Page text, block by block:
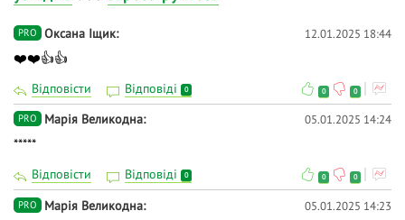
PRO Оксана Іщик 12.01.2025 18:44
❤️❤️👍👍
Відповісти Відповіді 0 0 0
PRO Марія Великодна 05.01.2025 14:24
*****
Відповісти Відповіді 0 0 0
PRO Марія Великодна 05.01.2025 14:23